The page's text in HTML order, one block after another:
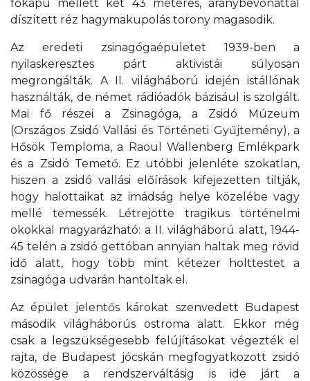
főkapu mellett két 43 méteres, aranybevonattal
díszített réz hagymakupolás torony magasodik.
Az eredeti zsinagógaépületet 1939-ben a
nyilaskeresztes párt aktivistái súlyosan
megrongálták. A II. világháború idején istállónak
használták, de német rádióadók bázisául is szolgált.
Mai fő részei a Zsinagóga, a Zsidó Múzeum
(Országos Zsidó Vallási és Történeti Gyűjtemény), a
Hősök Temploma, a Raoul Wallenberg Emlékpark
és a Zsidó Temető. Ez utóbbi jelenléte szokatlan,
hiszen a zsidó vallási előírások kifejezetten tiltják,
hogy halottaikat az imádság helye közelébe vagy
mellé temessék. Létrejötte tragikus történelmi
okokkal magyarázható: a II. világháború alatt, 1944-
45 telén a zsidó gettóban annyian haltak meg rövid
idő alatt, hogy több mint kétezer holttestet a
zsinagóga udvarán hantoltak el.
Az épület jelentős károkat szenvedett Budapest
második világháborús ostroma alatt. Ekkor még
csak a legszükségesebb felújításokat végezték el
rajta, de Budapest jócskán megfogyatkozott zsidó
közössége a rendszerváltásig is ide járt a